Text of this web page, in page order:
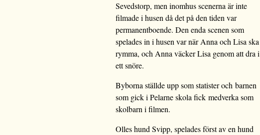
Sevedstorp, men inomhus scenerna är inte
filmade i husen då det på den tiden var
permanentboende. Den enda scenen som
spelades in i husen var när Anna och Lisa ska
rymma, och Anna väcker Lisa genom att dra i
ett snöre.
Byborna ställde upp som statister och barnen
som gick i Pelarne skola fick medverka som
skolbarn i filmen.
Olles hund Svipp, spelades först av en hund